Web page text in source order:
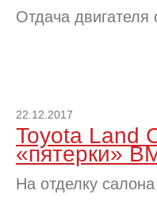
Отдача
22.12.2017
Toyota Land
«пятерки»
На отделку